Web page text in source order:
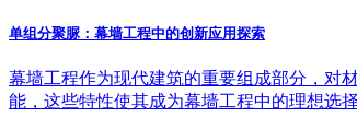
单组分聚脲：幕墙工程中的创新应用探索
幕墙工程作为现代建筑的重要组成部分，对
能，这些特性使其成为幕墙工程中的理想选择